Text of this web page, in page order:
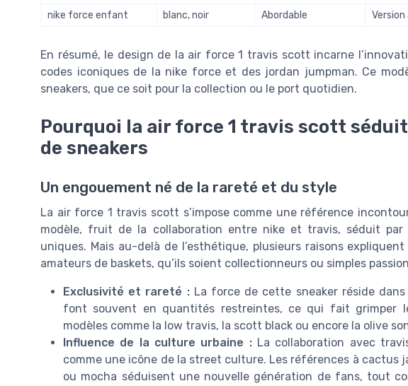
nike force enfant
blanc, noir Abordable
En résumé, le design de la air force 1 travis scott incarne
codes iconiques de la nike force et des jordan jumpman. Ce
sneakers, que ce soit pour la collection ou le port quotidien.
Pourquoi la air force 1 travis scott
de sneakers
Un engouement né de la rareté et du style
La air force 1 travis scott s’impose comme une référence
modèle, fruit de la collaboration entre nike et travis, séduit
uniques. Mais au-delà de l’esthétique, plusieurs raisons
amateurs de baskets, qu’ils soient collectionneurs ou simples
Exclusivité et rareté :La force de cette sneaker réside
font souvent en quantités restreintes, ce qui fait grimper
modèles comme la low travis, la scott black ou encore la olive
Influence de la culture urbaine :La collaboration avec
comme une icône de la street culture. Les références à cactus
ou mocha séduisent une nouvelle génération de fans, tout